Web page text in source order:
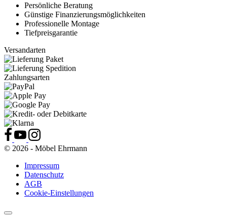
Persönliche Beratung
Günstige Finanzierungsmöglichkeiten
Professionelle Montage
Tiefpreisgarantie
Versandarten
Zahlungsarten
© 2026 - Möbel Ehrmann
Impressum
Datenschutz
AGB
Cookie-Einstellungen